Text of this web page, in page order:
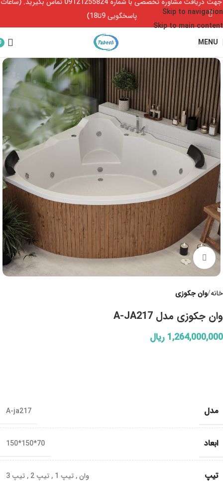
Skip to navigation
Skip to main content
MENU
Click to enlarge
خانه وان جکوزی
وان جکوزی مدل A-JA217
1,264,000,000 ریال
مدل A-ja217
ابعاد 70*150*150
تیپ وان,تیپ 1 ,تیپ 2 ,تیپ 3
پاسخگویی 9تا18)